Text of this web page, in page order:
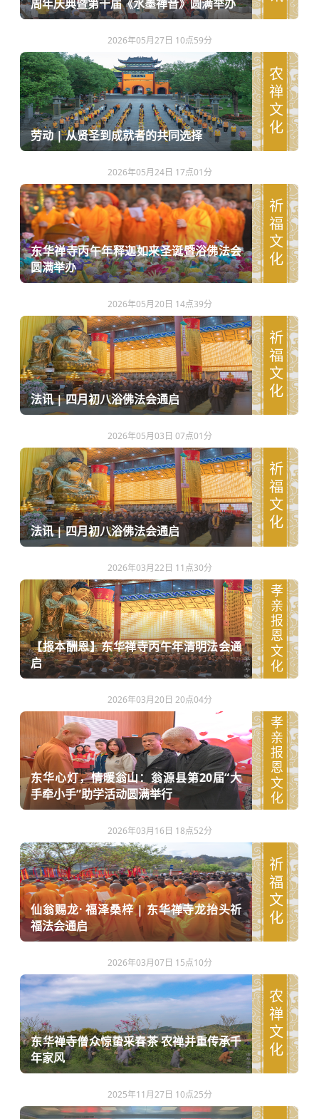
周年庆典暨第十届《水墨禅音》圆满举办
2026年05月27日 10点59分
劳动 | 从贤圣到成就者的共同选择 农禅文化
2026年05月24日 17点01分
东华禅寺丙午年释迦如来圣诞暨浴佛法会
圆满举办
祈福文化
2026年05月20日 14点39分
法讯 | 四月初八浴佛法会通启 祈福文化
2026年05月03日 07点01分
法讯 | 四月初八浴佛法会通启 祈福文化
2026年03月22日 11点30分
【报本酬恩】东华禅寺丙午年清明法会通
启
孝亲报恩文化
2026年03月20日 20点04分
东华心灯，情暖翁山：翁源县第20届“大
手牵小手”助学活动圆满举行
孝亲报恩文化
2026年03月16日 18点52分
仙翁赐龙· 福泽桑梓 | 东华禅寺龙抬头祈
福法会通启
祈福文化
2026年03月07日 15点10分
东华禅寺僧众惊蛰采春茶 农禅并重传承千
年家风
农禅文化
2025年11月27日 10点25分